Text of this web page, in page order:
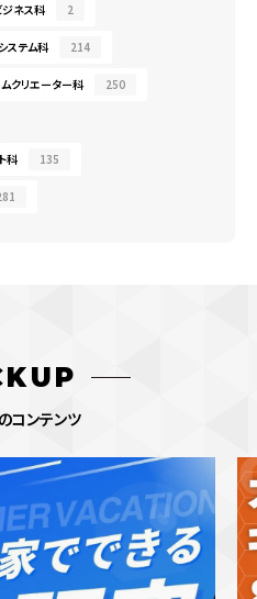
ネス科 2
ステム科 214
クリエーター科 250
科 135
コンテンツ